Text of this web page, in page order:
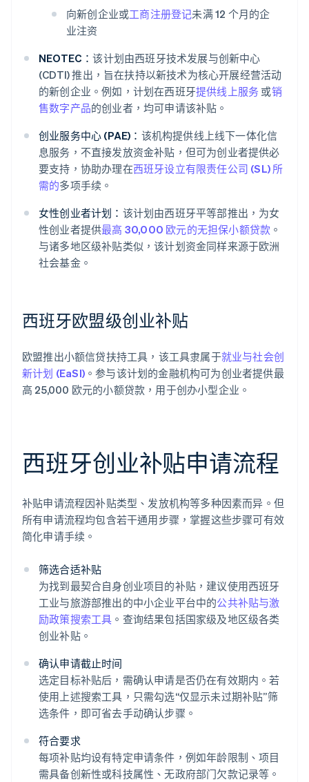
向新创企业或工商注册登记未满 12 个月的企
业注资
NEOTEC：该计划由西班牙技术发展与创新中心
(CDTI) 推出，旨在扶持以新技术为核心开展经营活动
的新创企业。例如，计划在西班牙提供线上服务 或销
售数字产品的创业者，均可申请该补贴。
创业服务中心 (PAE)： 该机构提供线上线下一体化信
息服务，不直接发放资金补贴，但可为创业者提供必
要支持，协助办理在西班牙设立有限责任公司 (SL) 所
需的多项手续。
女性创业者计划： 该计划由西班牙平等部推出，为女
性创业者提供最高 30,000 欧元的无担保小额贷款 。
与诸多地区级补贴类似，该计划资金同样来源于欧洲
社会基金。
西班牙欧盟级创业补贴
欧盟推出小额信贷扶持工具，该工具隶属于就业与社会创
新计划 (EaSI) 。参与该计划的金融机构可为创业者提供最
高 25,000 欧元的小额贷款，用于创办小型企业。
西班牙创业补贴申请流程
补贴申请流程因补贴类型、发放机构等多种因素而异。但
所有申请流程均包含若干通用步骤，掌握这些步骤可有效
简化申请手续。
筛选合适补贴
为找到最契合自身创业项目的补贴，建议使用西班牙
工业与旅游部推出的中小企业平台中的公共补贴与激
励政策搜索工具 。查询结果包括国家级及地区级各类
创业补贴。
确认申请截止时间
选定目标补贴后，需确认申请是否仍在有效期内。若
使用上述搜索工具，只需勾选“仅显示未过期补贴”筛
选条件，即可省去手动确认步骤。
符合要求
每项补贴均设有特定申请条件，例如年龄限制、项目
需具备创新性或科技属性、无政府部门欠款记录等。